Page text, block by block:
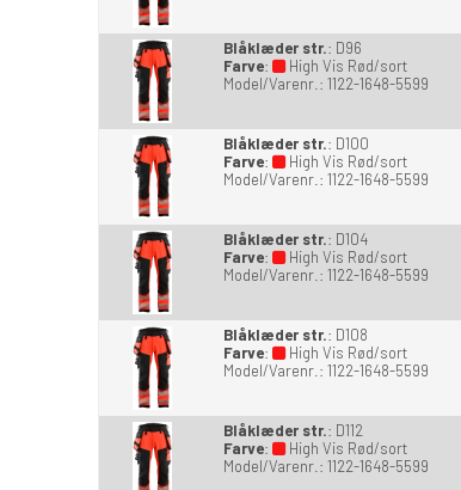
Blåklæder str.: D96
Farve:
High Vis Rød/sort
Model/Varenr.: 1122-1648-5599
Blåklæder str.: D100
Farve:
High Vis Rød/sort
Model/Varenr.: 1122-1648-5599
Blåklæder str.: D104
Farve:
High Vis Rød/sort
Model/Varenr.: 1122-1648-5599
Blåklæder str.: D108
Farve:
High Vis Rød/sort
Model/Varenr.: 1122-1648-5599
Blåklæder str.: D112
Farve:
High Vis Rød/sort
Model/Varenr.: 1122-1648-5599